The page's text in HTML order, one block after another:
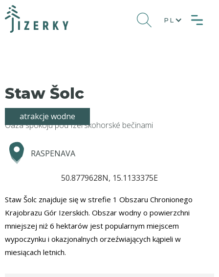
PL
Staw Šolc
atrakcje wodne
Oaza spokoju pod Izerskohorské bečinami
RASPENAVA
50.8779628N, 15.1133375E
Staw Šolc znajduje się w strefie 1 Obszaru Chronionego
Krajobrazu Gór Izerskich. Obszar wodny o powierzchni
mniejszej niż 6 hektarów jest popularnym miejscem
wypoczynku i okazjonalnych orzeźwiających kąpieli w
miesiącach letnich.